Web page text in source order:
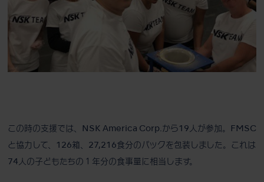
この時の支援では、NSK America Corp.から19人が参加。FMSC
と協力して、126箱、27,216食分のパックを包装しました。これは
74人の子どもたちの１年分の食事量に相当します。